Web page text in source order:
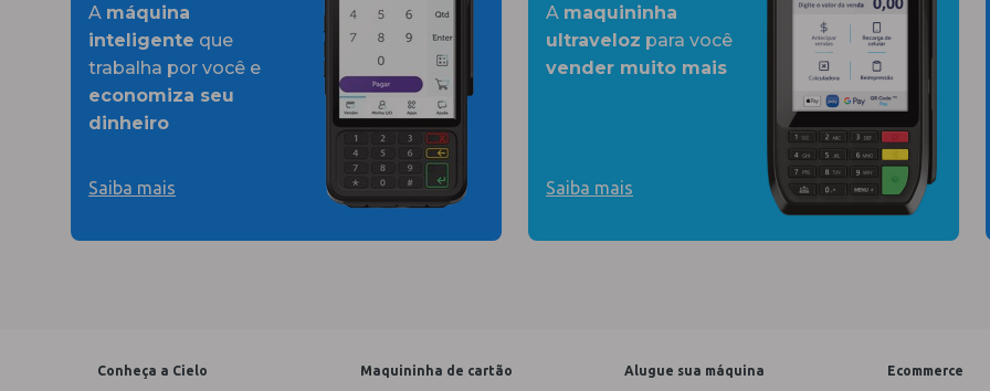
A máquina
inteligente que
trabalha por você e
economiza seu
dinheiro
Saiba mais
A maquininha
ultraveloz para você
vender muito mais
Saiba mais
Conheça a Cielo Maquininha de cartão Alugue sua máquina Ecommerce